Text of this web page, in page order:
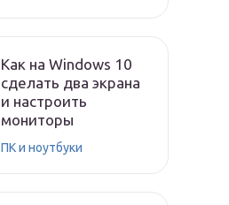
Как на Windows 10
сделать два экрана
и настроить
мониторы
ПК и ноутбуки